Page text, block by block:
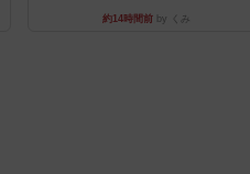
約14時間前 by くみ